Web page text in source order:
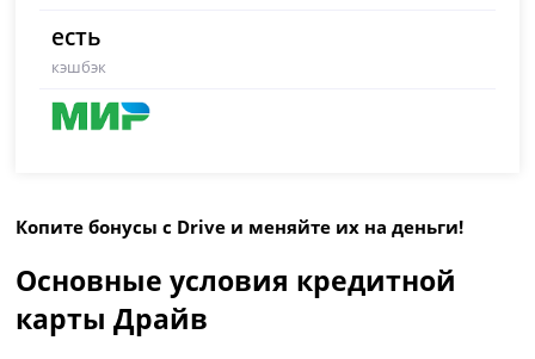
Копите бонусы с Drive и меняйте их на деньги!
Основные условия кредитной
карты Драйв
есть
кэшбэк